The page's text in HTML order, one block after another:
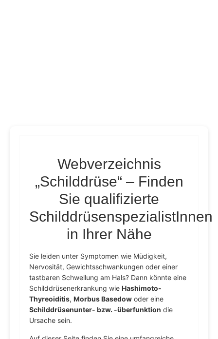
Webverzeichnis
„Schilddrüse“ – Finden
Sie qualifizierte
SchilddrüsenspezialistInnen
in Ihrer Nähe
Sie leiden unter Symptomen wie Müdigkeit,
Nervosität, Gewichtsschwankungen oder einer
tastbaren Schwellung am Hals? Dann könnte eine
Schilddrüsenerkrankung wie Hashimoto-
Thyreoiditis, Morbus Basedow oder eine
Schilddrüsenunter- bzw. -überfunktion die
Ursache sein.